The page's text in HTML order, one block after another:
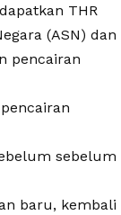
THR
(ASN) dan
pencairan
sebelum
baru, kembali